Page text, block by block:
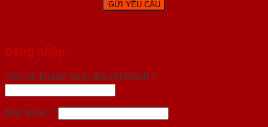
Đăng nhập
Tên tài khoản hoặc địa chỉ email *
Mật khẩu *